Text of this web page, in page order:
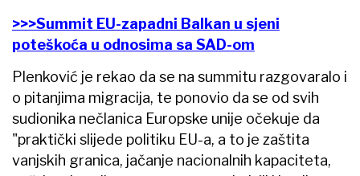
>>>Summit EU-zapadni Balkan u sjeni
poteškoća u odnosima sa SAD-om
Plenković je rekao da se na summitu razgovaralo i
o pitanjima migracija, te ponovio da se od svih
sudionika nečlanica Europske unije očekuje da
"praktički slijede politiku EU-a, a to je zaštita
vanjskih granica, jačanje nacionalnih kapaciteta,